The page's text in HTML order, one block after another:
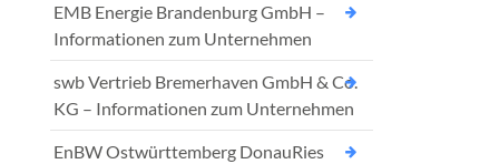
EMB Energie Brandenburg GmbH –
Informationen zum Unternehmen
swb Vertrieb Bremerhaven GmbH & Co.
KG – Informationen zum Unternehmen
EnBW Ostwürttemberg DonauRies